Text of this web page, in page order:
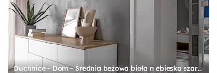
Duchnice - Dom - Średnia beżowa biała niebieska szara sypialnia z garderobą z łazienką - zdjęcie od Klaudia Tworo Projektowanie Wnętrz